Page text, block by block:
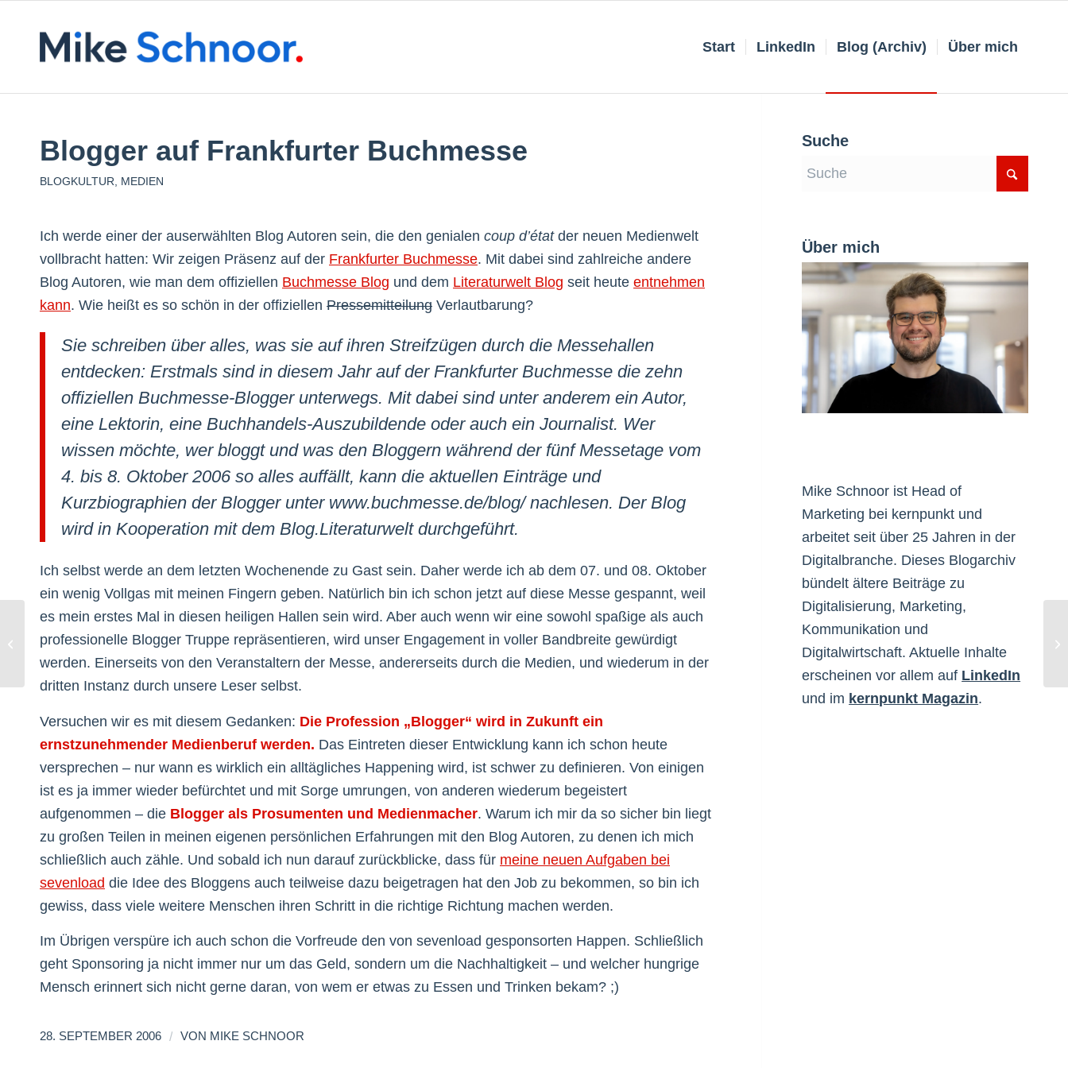
Start LinkedIn Blog (Archiv) Über mich
Blogger auf Frankfurter Buchmesse
BLOGKULTUR MEDIEN
Ich werde einer der auserwählten Blog Autoren sein, die den genialen coup d’étatder neuen Medienwelt
vollbracht hatten: Wir zeigen Präsenz auf der Frankfurter Buchmesse. Mit dabei sind zahlreiche andere
Blog Autoren, wie man dem offiziellen Buchmesse Blog und dem Literaturwelt Blog seit heute entnehmen
kann. Wie heißt es so schön in der offiziellen Pressemitteilung Verlautbarung?
Sie schreiben über alles, was sie auf ihren Streifzügen durch die Messehallen
entdecken: Erstmals sind in diesem Jahr auf der Frankfurter Buchmesse die zehn
offiziellen Buchmesse-Blogger unterwegs. Mit dabei sind unter anderem ein Autor,
eine Lektorin, eine Buchhandels-Auszubildende oder auch ein Journalist. Wer
wissen möchte, wer bloggt und was den Bloggern während der fünf Messetage vom
4. bis 8. Oktober 2006 so alles auffällt, kann die aktuellen Einträge und
Kurzbiographien der Blogger unter www.buchmesse.de/blog/ nachlesen. Der Blog
wird in Kooperation mit dem Blog.Literaturwelt durchgeführt.
Ich selbst werde an dem letzten Wochenende zu Gast sein. Daher werde ich ab dem 07. und 08. Oktober
ein wenig Vollgas mit meinen Fingern geben. Natürlich bin ich schon jetzt auf diese Messe gespannt, weil
es mein erstes Mal in diesen heiligen Hallen sein wird. Aber auch wenn wir eine sowohl spaßige als auch
professionelle Blogger Truppe repräsentieren, wird unser Engagement in voller Bandbreite gewürdigt
werden. Einerseits von den Veranstaltern der Messe, andererseits durch die Medien, und wiederum in der
dritten Instanz durch unsere Leser selbst.
Versuchen wir es mit diesem Gedanken: Die Profession „Blogger“ wird in Zukunft ein
ernstzunehmender Medienberuf werden. Das Eintreten dieser Entwicklung kann ich schon heute
versprechen – nur wann es wirklich ein alltägliches Happening wird, ist schwer zu definieren. Von einigen
ist es ja immer wieder befürchtet und mit Sorge umrungen, von anderen wiederum begeistert
aufgenommen – die Blogger als Prosumenten und Medienmacher. Warum ich mir da so sicher bin liegt
zu großen Teilen in meinen eigenen persönlichen Erfahrungen mit den Blog Autoren, zu denen ich mich
schließlich auch zähle. Und sobald ich nun darauf zurückblicke, dass für meine neuen Aufgaben bei
sevenload die Idee des Bloggens auch teilweise dazu beigetragen hat den Job zu bekommen, so bin ich
gewiss, dass viele weitere Menschen ihren Schritt in die richtige Richtung machen werden.
Im Übrigen verspüre ich auch schon die Vorfreude den von sevenload gesponsorten Happen. Schließlich
geht Sponsoring ja nicht immer nur um das Geld, sondern um die Nachhaltigkeit – und welcher hungrige
Mensch erinnert sich nicht gerne daran, von wem er etwas zu Essen und Trinken bekam? ;)
28. SEPTEMBER 2006 / VON MIKE SCHNOOR
Suche
Über mich
Mike Schnoor ist Head of
Marketing bei kernpunkt und
arbeitet seit über 25 Jahren in der
Digitalbranche. Dieses Blogarchiv
bündelt ältere Beiträge zu
Digitalisierung, Marketing,
Kommunikation und
Digitalwirtschaft. Aktuelle Inhalte
erscheinen vor allem auf LinkedIn
und im kernpunkt Magazin.
Mister Wong TV